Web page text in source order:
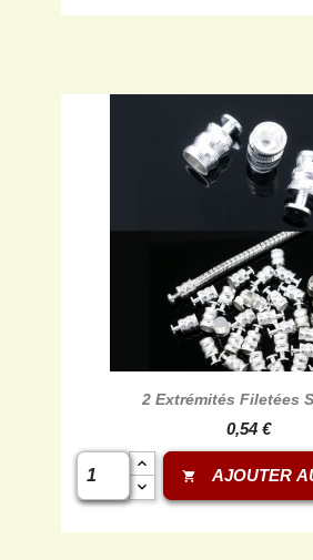
2 Extrémités Filetées
0,54 €
shopping_cart AJOUTER